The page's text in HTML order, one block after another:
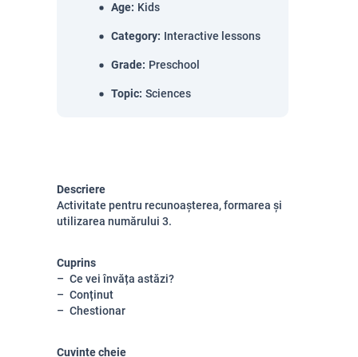
Age: Kids
Category: Interactive lessons
Grade: Preschool
Topic: Sciences
Descriere
Activitate pentru recunoașterea, formarea și
utilizarea numărului 3.
Cuprins
Ce vei învăța astăzi?
Conținut
Chestionar
Cuvinte cheie